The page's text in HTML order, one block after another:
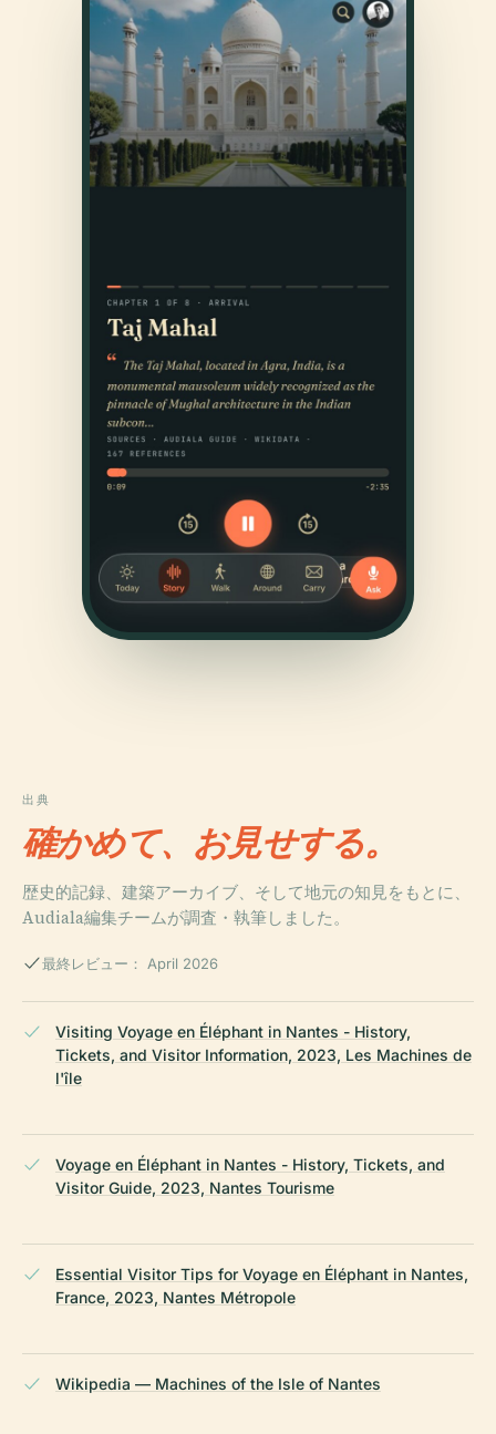
出典
確かめて、お見せする。
歴史的記録、建築アーカイブ、そして地元の知見をもとに、
Audiala編集チームが調査・執筆しました。
最終レビュー： April 2026
Visiting Voyage en Éléphant in Nantes - History,
Tickets, and Visitor Information, 2023, Les Machines de
l'île
Voyage en Éléphant in Nantes - History, Tickets, and
Visitor Guide, 2023, Nantes Tourisme
Essential Visitor Tips for Voyage en Éléphant in Nantes,
France, 2023, Nantes Métropole
Wikipedia — Machines of the Isle of Nantes